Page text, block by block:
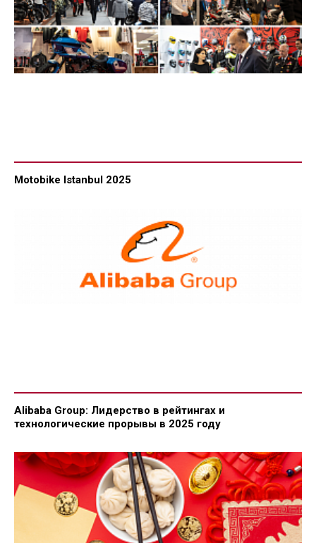
Motobike Istanbul 2025
Alibaba Group: Лидерство в рейтингах и
технологические прорывы в 2025 году